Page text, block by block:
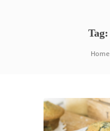
Tag:
Home